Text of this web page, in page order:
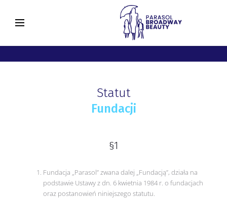
Statut
Fundacji
§1
Fundacja „Parasol” zwana dalej „Fundacją”, działa na
podstawie Ustawy z dn. 6 kwietnia 1984 r. o fundacjach
oraz postanowień niniejszego statutu.